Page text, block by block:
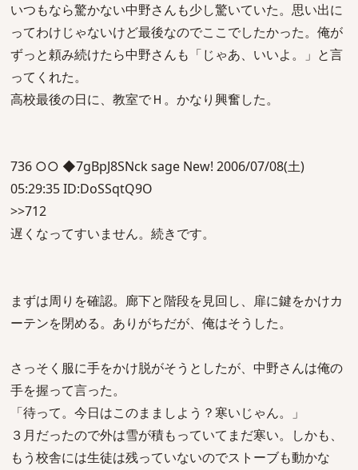
いつもなら驚かない中野さんも少し驚いていた。思い出に
ってわけじゃないけど最後なのでここでしたかった。俺が
ずっと頼み続けたら中野さんも「じゃあ、いいよ。」と言
ってくれた。
高校最後の日に、教室でＨ。かなり興奮した。
736 ○○ ◆7gBpJ8SNck sage New! 2006/07/08(土)
05:29:35 ID:DoSSqtQ9O
>>712
遅くなってすいません。続きです。
まずは周りを確認。廊下と階段を見回し、扉に鍵をかけカ
ーテンを閉める。ありがちだが、俺はそうした。
さっそく服に手をかけ脱がそうとしたが、中野さんは俺の
手を握って言った。
「待って。今日はこのまましよう？寒いじゃん。」
３月だったので外は雪が積もっていてまだ寒い。しかも、
もう校舎には生徒は残っていないのでストーブも動かな